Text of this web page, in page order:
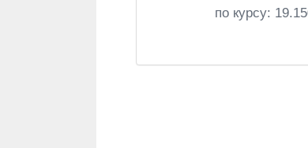
по курсу: